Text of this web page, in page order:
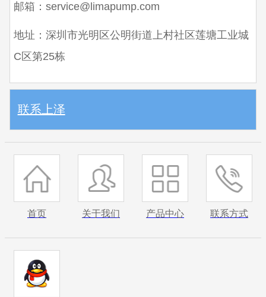
邮箱：service@limapump.com
地址：深圳市光明区公明街道上村社区莲塘工业城
C区第25栋
联系上泽
首页 关于我们 产品中心 联系方式